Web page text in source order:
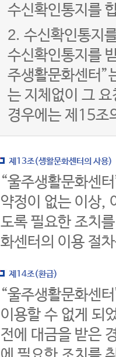
수신확인통지를
2. 수신확인통지
수신확인통지를
주생활문화센터”
는 지체없이 그
경우에는 제15조
제13조(생활문화센터의 사용)
“울주생활문화센
약정이 없는 이상,
도록 필요한 조치
화센터의 이용 절
제14조(환급)
“울주생활문화센
이용할 수 없게 되
전에 대금을 받은